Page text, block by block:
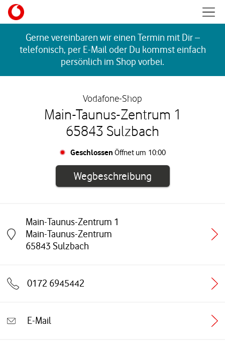
Skip to content
Gerne vereinbaren wir einen Termin mit Dir –
telefonisch, per E-Mail oder Du kommst einfach
persönlich im Shop vorbei.
Vodafone-Shop
Main-Taunus-Zentrum 1
65843 Sulzbach
Geschlossen Öffnet um 10:00
WegbeschreibungLink öffnet in
Main-Taunus-Zentrum 1
Main-Taunus-Zentrum
65843 Sulzbach
Link öffnet in einem neuen Tab
0172 6945442
E-Mail